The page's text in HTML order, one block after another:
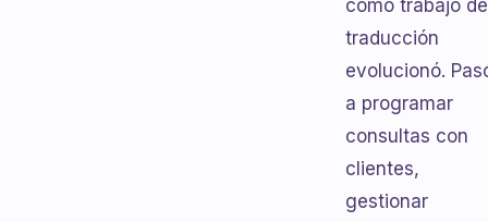
como trabajo de
traducción
evolucionó.
a programar
consultas con
clientes,
gestionar